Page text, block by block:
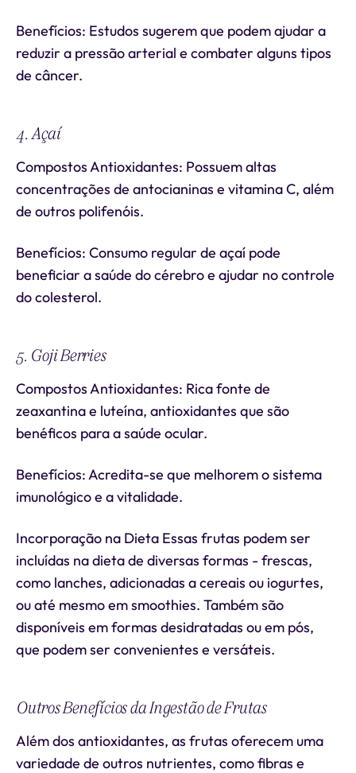
Benefícios: Estudos sugerem que podem ajudar a
reduzir a pressão arterial e combater alguns tipos
de câncer.
4. Açaí
Compostos Antioxidantes: Possuem altas
concentrações de antocianinas e vitamina C, além
de outros polifenóis.
Benefícios: Consumo regular de açaí pode
beneficiar a saúde do cérebro e ajudar no controle
do colesterol.
5. Goji Berries
Compostos Antioxidantes: Rica fonte de
zeaxantina e luteína, antioxidantes que são
benéficos para a saúde ocular.
Benefícios: Acredita-se que melhorem o sistema
imunológico e a vitalidade.
Incorporação na Dieta Essas frutas podem ser
incluídas na dieta de diversas formas - frescas,
como lanches, adicionadas a cereais ou iogurtes,
ou até mesmo em smoothies. Também são
disponíveis em formas desidratadas ou em pós,
que podem ser convenientes e versáteis.
Outros Benefícios da Ingestão de Frutas
Além dos antioxidantes, as frutas oferecem uma
variedade de outros nutrientes, como fibras e